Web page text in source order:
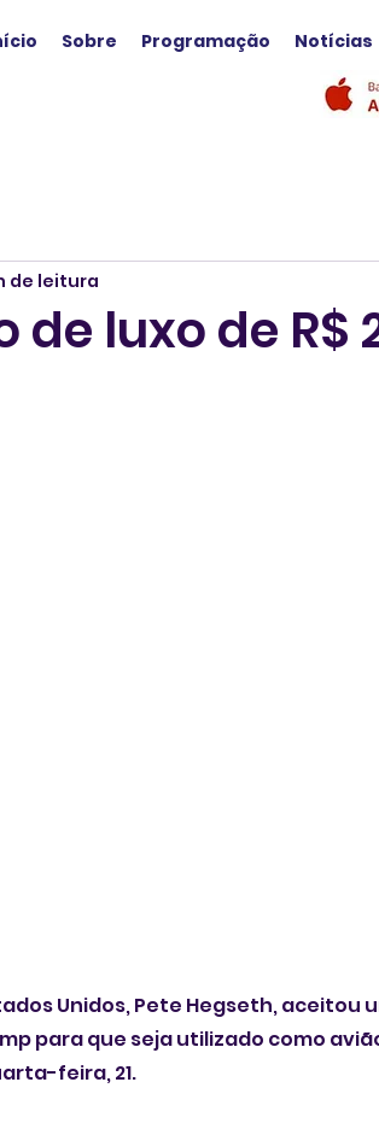
Sobre Programação Notícias
luxo de R$
de leitura
Unidos, Pete Hegseth, aceitou
para que seja utilizado como
feira, 21.